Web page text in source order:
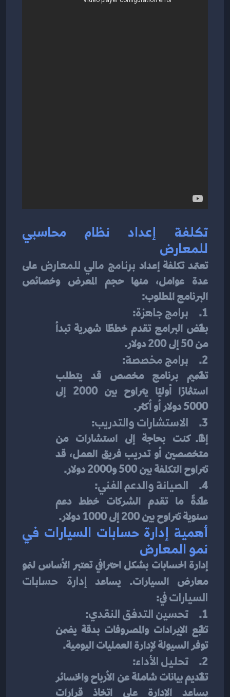
للمعارض
تعتمد تكلفة إعداد برنامج مالي للمعارض
البرنامج المطلوب:
1. برامج جاهزة:
بعض البرامج تقدم خططًا شهرية تبدأ
من 50 إلى 200 دولار.
2. برامج مخصصة:
5000 دولار أو أكثر.
3. الاستشارات والتدريب:
متخصصين أو تدريب فريق العمل، قد
تتراوح التكلفة بين 500 و2000 دولار.
4. الصيانة والدعم الفني:
سنوية تتراوح بين 200 إلى 1000 دولار.
نمو المعارض
معارض السيارات. يساعد
السيارات في:
1. تحسين التدفق النقدي:
توفر السيولة لإدارة العمليات اليومية.
2. تحليل الأداء:
تقديم بيانات شاملة عن الأرباح والخسائر